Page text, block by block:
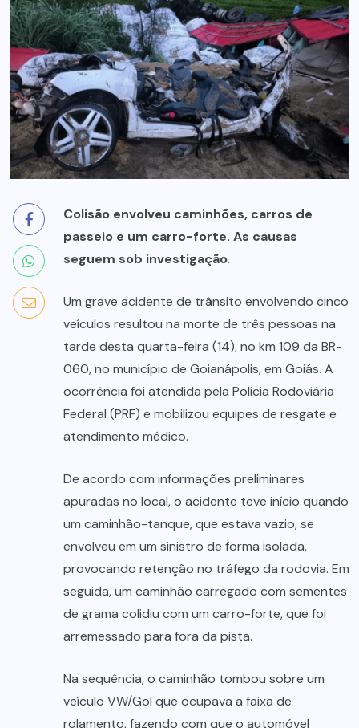
Colisão envolveu caminhões, carros de
passeio e um carro-forte. As causas
seguem sob investigação.
Um grave acidente de trânsito envolvendo cinco
veículos resultou na morte de três pessoas na
tarde desta quarta-feira (14), no km 109 da BR-
060, no município de Goianápolis, em Goiás. A
ocorrência foi atendida pela Polícia Rodoviária
Federal (PRF) e mobilizou equipes de resgate e
atendimento médico.
De acordo com informações preliminares
apuradas no local, o acidente teve início quando
um caminhão-tanque, que estava vazio, se
envolveu em um sinistro de forma isolada,
provocando retenção no tráfego da rodovia. Em
seguida, um caminhão carregado com sementes
de grama colidiu com um carro-forte, que foi
arremessado para fora da pista.
Na sequência, o caminhão tombou sobre um
veículo VW/Gol que ocupava a faixa de
rolamento, fazendo com que o automóvel